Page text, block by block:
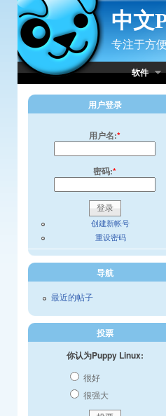
Skip to Content
中文
专注于方
软件
用户登录
用户名:*
密码:*
创建新帐号
重设密码
导航
最近的帖子
投票
你认为Puppy Linux:
很好
很强大